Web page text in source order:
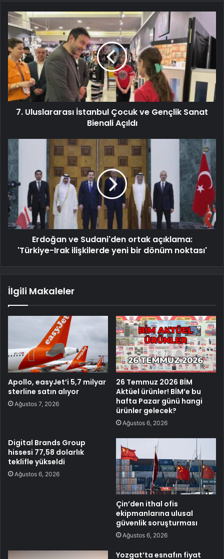
7. Uluslararası İstanbul Çocuk ve Gençlik Sanat
Bienali Açıldı
Erdoğan ve Sudani'den ortak açıklama:
'Türkiye-Irak ilişkilerde yeni bir dönüm noktası'
İlgili Makaleler
Apollo, easyJet’i 5,7 milyar
sterline satın alıyor
Ağustos 7, 2026
26 Temmuz 2026 BİM
Aktüel ürünler! BİM’e bu
hafta Pazar günü hangi
ürünler gelecek?
Ağustos 6, 2026
Digital Brands Group
hissesi 77,58 dolarlık
teklifle yükseldi
Ağustos 6, 2026
Çin’den ithal ofis
ekipmanlarına ulusal
güvenlik soruşturması
Ağustos 6, 2026
Yozgat’ta esnafın fiyat